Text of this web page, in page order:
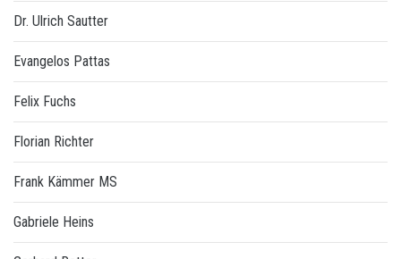
Dr. Ulrich Sautter
Evangelos Pattas
Felix Fuchs
Florian Richter
Frank Kämmer MS
Gabriele Heins